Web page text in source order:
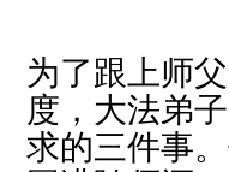
为了跟上师
度，大法弟
求的三件事